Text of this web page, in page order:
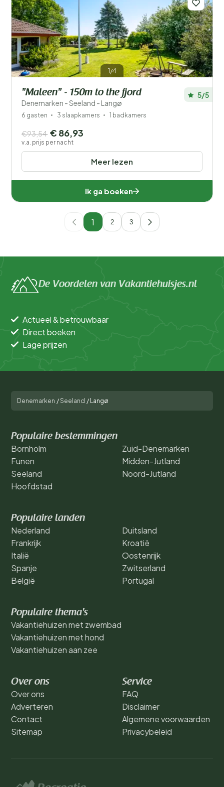
1/4
"Maleen" - 150m to the fjord
Denemarken - Seeland - Langø
5/5
6 gasten 3 slaapkamers 1 badkamers
Meer lezen
€93,54 € 86,93
v.a. prijs per nacht
Ik ga boeken
1 2 3
De Voordelen van Vakantiehuisjes.nl
Actueel & betrouwbaar
Direct boeken
Lage prijzen
Denemarken /Seeland / Langø
Populaire bestemmingen
Bornholm
Funen
Seeland
Hoofdstad
Zuid-Denemarken
Midden-Jutland
Noord-Jutland
Populaire landen
Nederland
Frankrijk
Italië
Spanje
België
Duitsland
Kroatië
Oostenrijk
Zwitserland
Portugal
Populaire thema's
Vakantiehuizen met zwembad
Vakantiehuizen met hond
Vakantiehuizen aan zee
Over ons
Over ons
Adverteren
Contact
Sitemap
Service
FAQ
Disclaimer
Algemene voorwaarden
Privacybeleid